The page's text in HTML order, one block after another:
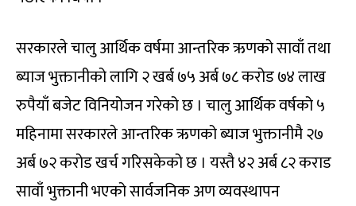
सरकारले चालु आर्थिक वर्षमा आन्तरिक ऋणको सावाँ तथा
ब्याज भुक्तानीको लागि २ खर्ब ७५ अर्ब ७८ करोड ७४ लाख
रुपैयाँ बजेट विनियोजन गरेको छ । चालु आर्थिक वर्षको ५
महिनामा सरकारले आन्तरिक ऋणको ब्याज भुक्तानीमै २७
अर्ब ७२ करोड खर्च गरिसकेको छ । यस्तै ४२ अर्ब ८२ कराड
सावाँ भुक्तानी भएको सार्वजनिक अण व्यवस्थापन